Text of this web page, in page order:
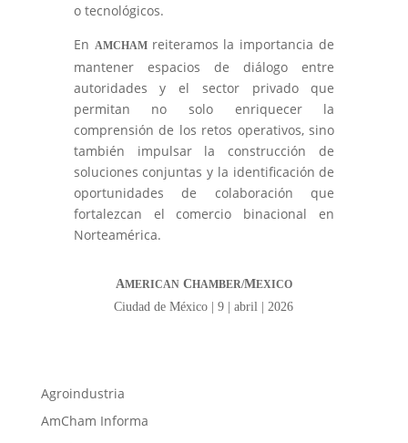
o tecnológicos.
En AMCHAM reiteramos la importancia de
mantener espacios de diálogo entre
autoridades y el sector privado que
permitan no solo enriquecer la
comprensión de los retos operativos, sino
también impulsar la construcción de
soluciones conjuntas y la identificación de
oportunidades de colaboración que
fortalezcan el comercio binacional en
Norteamérica.
AMERICANCHAMBER/MEXICO
Ciudad de México | 9 | abril | 2026
Agroindustria
AmCham Informa